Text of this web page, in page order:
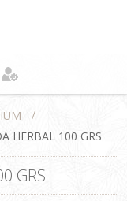
/
HERBAL 100 GRS
GRS